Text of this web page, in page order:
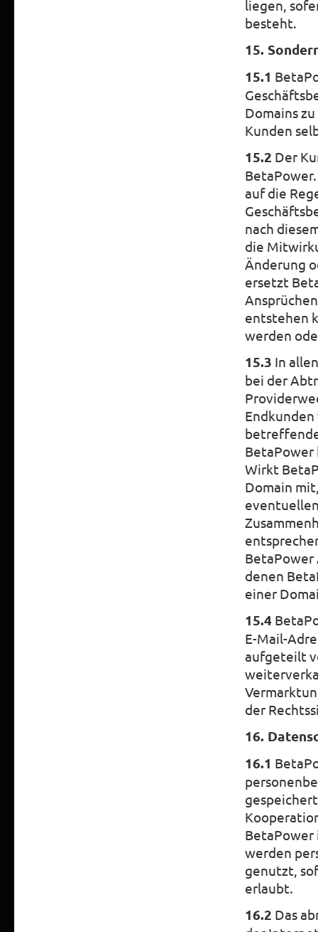
liegen,
besteht.
15.
15.1
Domains
Kunden
15.2 Der
auf die
nach
die
Änderung
ersetzt
entstehen
werden
15.3 In
bei der
BetaPower
Wirkt
Domain
BetaPower
denen
einer
15.4
E-Mail-
aufgeteilt
der
16.
16.1
werden
genutzt,
erlaubt.
16.2 Das